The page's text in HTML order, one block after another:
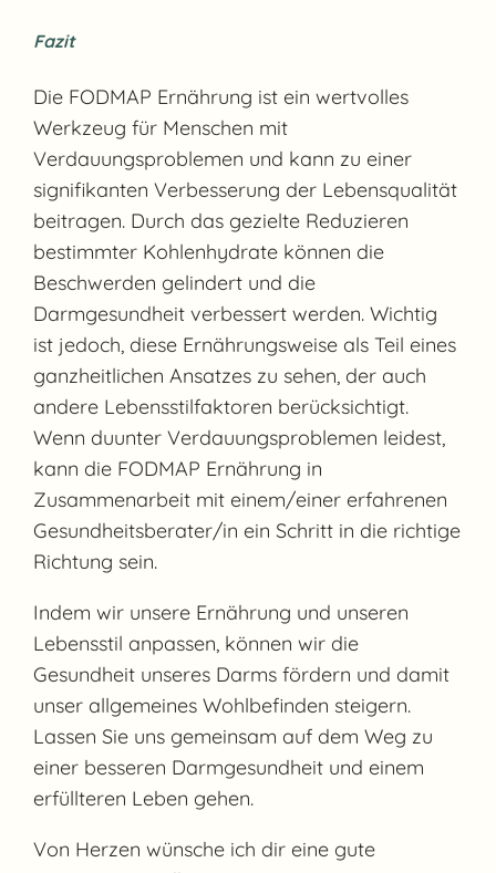
Fazit
Die FODMAP Ernährung ist ein wertvolles
Werkzeug für Menschen mit
Verdauungsproblemen und kann zu einer
signifikanten Verbesserung der Lebensqualität
beitragen. Durch das gezielte Reduzieren
bestimmter Kohlenhydrate können die
Beschwerden gelindert und die
Darmgesundheit verbessert werden. Wichtig
ist jedoch, diese Ernährungsweise als Teil eines
ganzheitlichen Ansatzes zu sehen, der auch
andere Lebensstilfaktoren berücksichtigt.
Wenn duunter Verdauungsproblemen leidest,
kann die FODMAP Ernährung in
Zusammenarbeit mit einem/einer erfahrenen
Gesundheitsberater/in ein Schritt in die richtige
Richtung sein.
Indem wir unsere Ernährung und unseren
Lebensstil anpassen, können wir die
Gesundheit unseres Darms fördern und damit
unser allgemeines Wohlbefinden steigern.
Lassen Sie uns gemeinsam auf dem Weg zu
einer besseren Darmgesundheit und einem
erfüllteren Leben gehen.
Von Herzen wünsche ich dir eine gute